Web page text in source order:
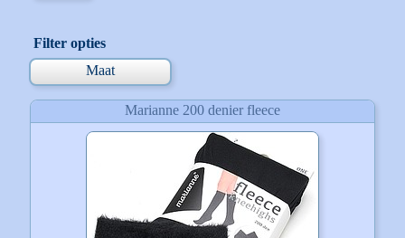
Filter opties
Maat
Marianne 200 denier fleece